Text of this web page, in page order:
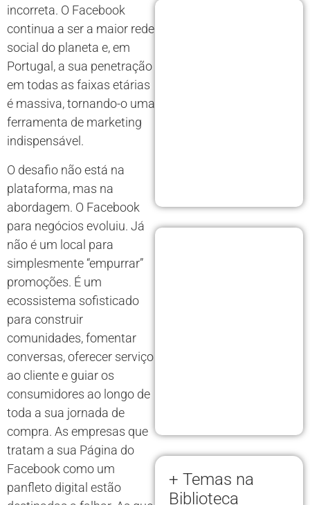
incorreta. O Facebook
continua a ser a maior rede
social do planeta e, em
Portugal, a sua penetração
em todas as faixas etárias
é massiva, tornando-o uma
ferramenta de marketing
indispensável.
O desafio não está na
plataforma, mas na
abordagem. O Facebook
para negócios evoluiu. Já
não é um local para
simplesmente “empurrar”
promoções. É um
ecossistema sofisticado
para construir
comunidades, fomentar
conversas, oferecer serviço
ao cliente e guiar os
consumidores ao longo de
toda a sua jornada de
compra. As empresas que
tratam a sua Página do
Facebook como um
panfleto digital estão
+ Temas na
Biblioteca